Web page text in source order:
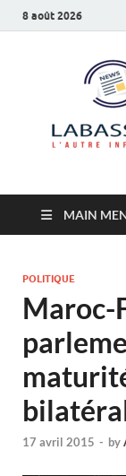
8 août 2026
MAIN
POLITIQUE
Maroc-
17 avril 2015 - by